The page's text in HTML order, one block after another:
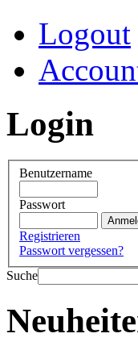
Logout
Login
Benutzername
Passwort
Registrieren
Passwort vergessen?
Suche